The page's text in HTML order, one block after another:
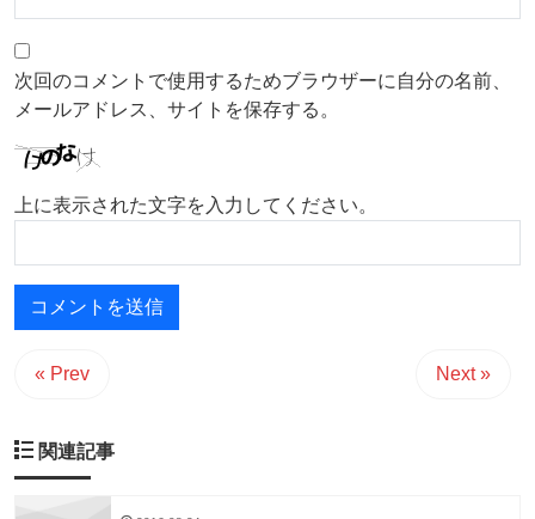
次回のコメントで使用するためブラウザーに自分の名前、
メールアドレス、サイトを保存する。
上に表示された文字を入力してください。
« Prev Next »
関連記事